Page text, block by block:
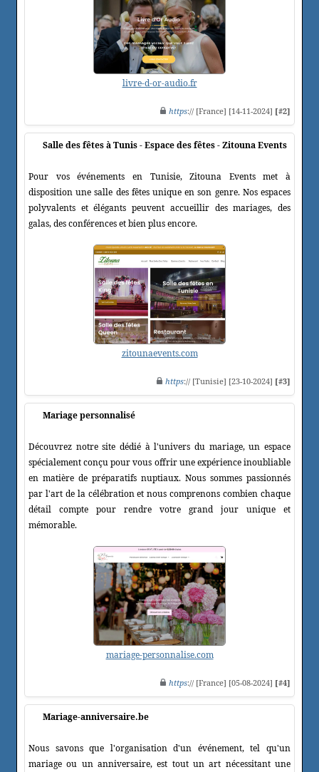
livre-d-or-audio.fr
https:// [France] [14-11-2024] [#2]
Salle des fêtes à Tunis - Espace des fêtes - Zitouna Events
Pour vos événements en Tunisie, Zitouna Events met à
disposition une salle des fêtes unique en son genre. Nos espaces
polyvalents et élégants peuvent accueillir des mariages, des
galas, des conférences et bien plus encore.
zitounaevents.com
https:// [Tunisie] [23-10-2024] [#3]
Mariage personnalisé
Découvrez notre site dédié à l'univers du mariage, un espace
spécialement conçu pour vous offrir une expérience inoubliable
en matière de préparatifs nuptiaux. Nous sommes passionnés
par l'art de la célébration et nous comprenons combien chaque
détail compte pour rendre votre grand jour unique et
mémorable.
mariage-personnalise.com
https:// [France] [05-08-2024] [#4]
Mariage-anniversaire.be
Nous savons que l'organisation d'un événement, tel qu'un
mariage ou un anniversaire, est tout un art nécessitant une